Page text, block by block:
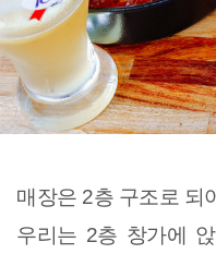
매장은 2층 구조로 되
우리는 2층 창가에